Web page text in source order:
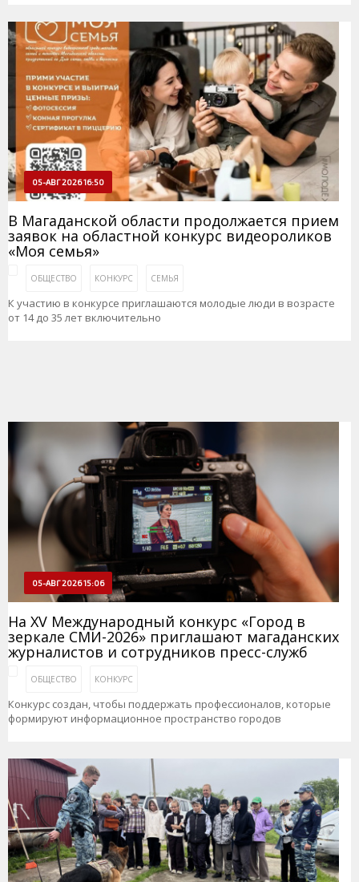
05-АВГ 2026 16:50
В Магаданской области продолжается прием
заявок на областной конкурс видеороликов
«Моя семья»
ОБЩЕСТВО КОНКУРС СЕМЬЯ
К участию в конкурсе приглашаются молодые люди в возрасте
от 14 до 35 лет включительно
05-АВГ 2026 15:06
На XV Международный конкурс «Город в
зеркале СМИ-2026» приглашают магаданских
журналистов и сотрудников пресс-служб
ОБЩЕСТВО КОНКУРС
Конкурс создан, чтобы поддержать профессионалов, которые
формируют информационное пространство городов